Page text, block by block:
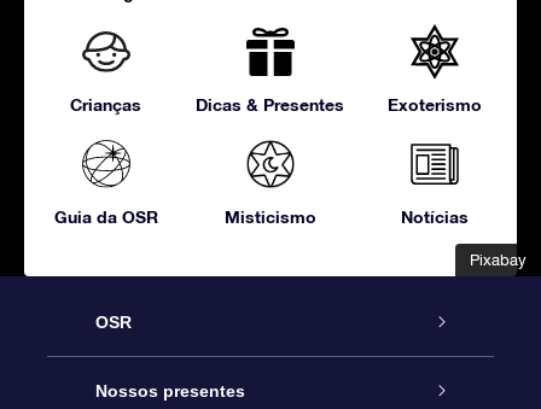
Pixabay
Pixabay
Crianças Dicas & Presentes Exoterismo
Guia da OSR Misticismo Notícias
OSR
Serviço
Nossos presentes